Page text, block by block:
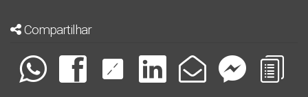
Compartilhar